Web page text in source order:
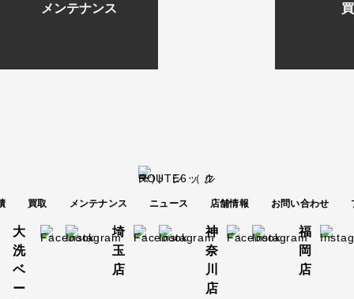
メンテナンス
買取 メンテナンス ニュース 店舗情報 お問い合わせ
大
洗
ベ
ー
埼
玉
店
神
奈
川
店
福
岡
店